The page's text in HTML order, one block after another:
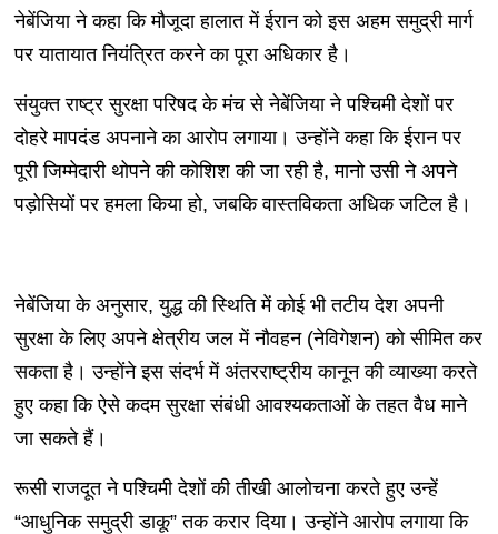
नेबेंजिया ने कहा कि मौजूदा हालात में ईरान को इस अहम समुद्री मार्ग
पर यातायात नियंत्रित करने का पूरा अधिकार है।
संयुक्त राष्ट्र सुरक्षा परिषद के मंच से नेबेंजिया ने पश्चिमी देशों पर
दोहरे मापदंड अपनाने का आरोप लगाया। उन्होंने कहा कि ईरान पर
पूरी जिम्मेदारी थोपने की कोशिश की जा रही है, मानो उसी ने अपने
पड़ोसियों पर हमला किया हो, जबकि वास्तविकता अधिक जटिल है।
नेबेंजिया के अनुसार, युद्ध की स्थिति में कोई भी तटीय देश अपनी
सुरक्षा के लिए अपने क्षेत्रीय जल में नौवहन (नेविगेशन) को सीमित कर
सकता है। उन्होंने इस संदर्भ में अंतरराष्ट्रीय कानून की व्याख्या करते
हुए कहा कि ऐसे कदम सुरक्षा संबंधी आवश्यकताओं के तहत वैध माने
जा सकते हैं।
रूसी राजदूत ने पश्चिमी देशों की तीखी आलोचना करते हुए उन्हें
“आधुनिक समुद्री डाकू” तक करार दिया। उन्होंने आरोप लगाया कि